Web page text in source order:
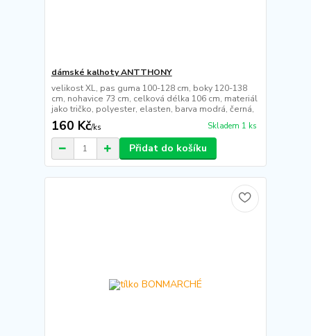
dámské kalhoty ANTTHONY
velikost XL, pas guma 100-128 cm, boky 120-138
cm, nohavice 73 cm, celková délka 106 cm, materiál
jako tričko, polyester, elasten, barva modrá, černá,
160 Kč/ks Skladem 1 ks
Přidat do košíku